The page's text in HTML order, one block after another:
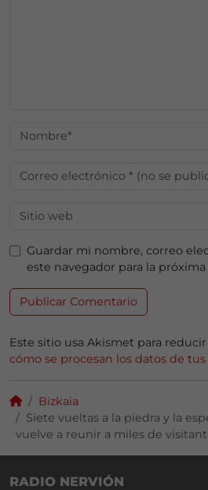
Guardar mi nombre, correo
este navegador para la
Este sitio usa Akismet para reducir
cómo se procesan los datos de
Bizkaia
Siete vueltas a la piedra y la
vuelve a reunir a miles de
RADIO NERVIÓN